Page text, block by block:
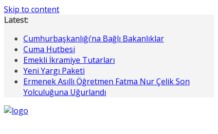
Skip to content
Latest:
Cumhurbaşkanlığı’na Bağlı Bakanlıklar
Cuma Hutbesi
Emekli İkramiye Tutarları
Yeni Yargı Paketi
Ermenek Asıllı Öğretmen Fatma Nur Çelik Son
Yolculuğuna Uğurlandı